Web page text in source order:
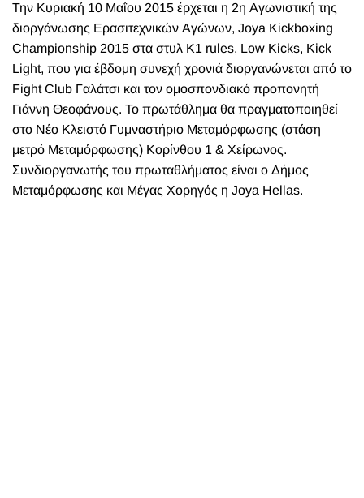
Την Κυριακή 10 Μαΐου 2015 έρχεται η 2η Αγωνιστική της
διοργάνωσης Ερασιτεχνικών Αγώνων, Joya Κickboxing
Championship 2015 στα στυλ Κ1 rules, Low Kicks, Kick
Light, που για έβδομη συνεχή χρονιά διοργανώνεται από τo
Fight Club Γαλάτσι και τον ομοσπονδιακό προπονητή
Γιάννη Θεοφάνους. To πρωτάθλημα θα πραγματοποιηθεί
στο Νέο Κλειστό Γυμναστήριο Μεταμόρφωσης (στάση
μετρό Μεταμόρφωσης) Κορίνθου 1 & Χείρωνος.
Συνδιοργανωτής του πρωταθλήματος είναι ο Δήμος
Μεταμόρφωσης και Μέγας Χορηγός η Joya Hellas.